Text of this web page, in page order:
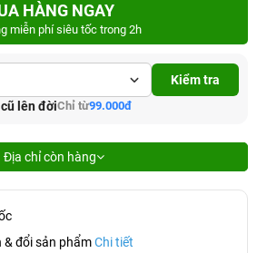
HÀNG NGAY
miễn phí siêu tốc trong 2h
Kiểm tra
lên đờiChỉ từ99.000đ
Địa chỉ còn hàng
& đổi sản phẩmChi tiết